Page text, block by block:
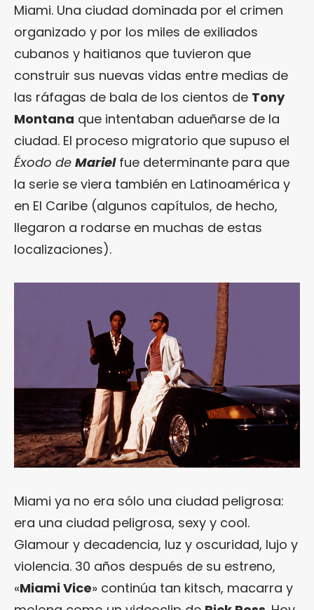
Miami. Una ciudad dominada por el crimen
organizado y por los miles de exiliados
cubanos y haitianos que tuvieron que
construir sus nuevas vidas entre medias de
las ráfagas de bala de los cientos de Tony
Montana que intentaban adueñarse de la
ciudad. El proceso migratorio que supuso el
Éxodo de Marielfue determinante para que
la serie se viera también en Latinoamérica y
en El Caribe (algunos capítulos, de hecho,
llegaron a rodarse en muchas de estas
localizaciones).
Miami ya no era sólo una ciudad peligrosa:
era una ciudad peligrosa, sexy y cool.
Glamour y decadencia, luz y oscuridad, lujo y
violencia. 30 años después de su estreno,
«Miami Vice» continúa tan kitsch, macarra y